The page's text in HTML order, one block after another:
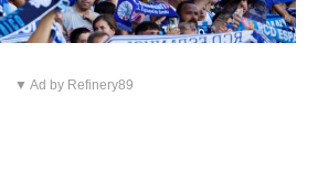
▼ Ad by Refinery89